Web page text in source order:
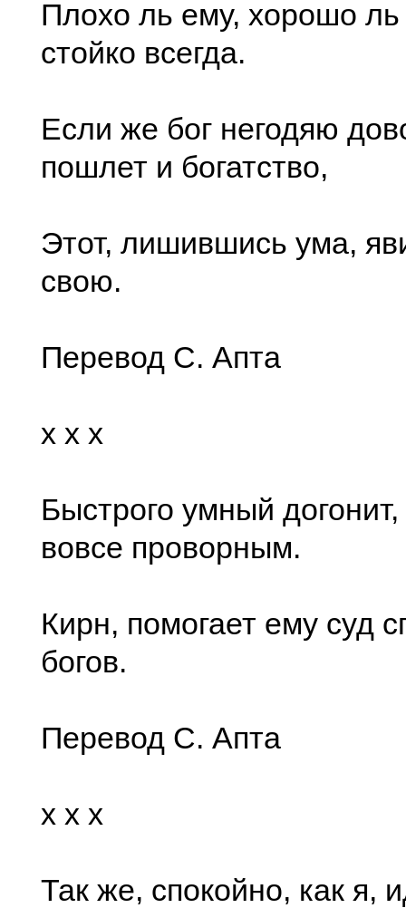
Плохо ль ему, хорошо
стойко всегда.
Если же бог негодяю
пошлет и богатство,
Этот, лишившись ума,
свою.
Перевод С. Апта
x x x
Быстрого умный
вовсе проворным.
Кирн, помогает ему суд
богов.
Перевод С. Апта
x x x
Так же, спокойно, как я,